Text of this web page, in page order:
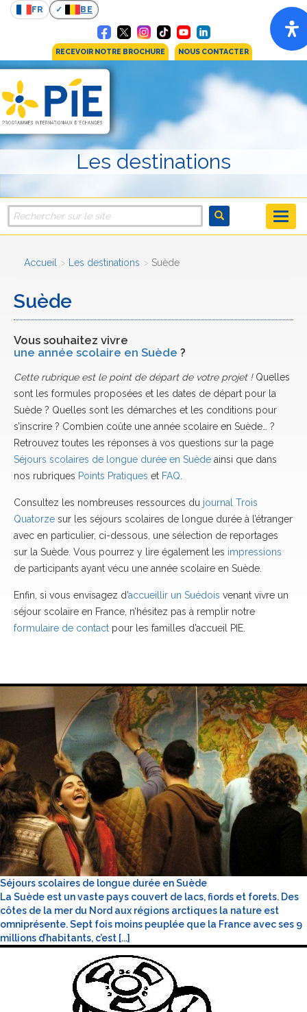
FR BE
RECEVOIR NOTRE BROCHURE NOUS CONTACTER
Les destinations
Accueil Les destinations Suède
Suède
Vous souhaitez vivre
une année scolaire en Suède ?
Cette rubrique est le point de départ de votre projet ! Quelles
sont les formules proposées et les dates de départ pour la
Suède ? Quelles sont les démarches et les conditions pour
s’inscrire ? Combien coûte une année scolaire en Suède… ?
Retrouvez toutes les réponses à vos questions sur la page
Séjours scolaires de longue durée en Suède ainsi que dans
nos rubriques Points Pratiques et FAQ
Consultez les nombreuses ressources du journal Trois
Quatorze sur les séjours scolaires de longue durée à l’étranger
avec en particulier, ci-dessous, une sélection de reportages
sur la Suède. Vous pourrez y lire également les impressions
de participants ayant vécu une année scolaire en Suède.
Enfin, si vous envisagez d’accueillir un Suédois venant vivre un
séjour scolaire en France, n’hésitez pas à remplir notre
formulaire de contact pour les familles d’accueil PIE.
Séjours scolaires de longue durée en Suède
La Suède est un vaste pays couvert de lacs, fiords et forets. Des
côtes de la mer du Nord aux régions arctiques la nature est
omniprésente. Sept fois moins peuplée que la France avec ses 9
millions d’habitants, c’est [...]